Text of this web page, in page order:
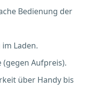
Bedienung der
Laden.
(gegen Aufpreis).
über Handy bis